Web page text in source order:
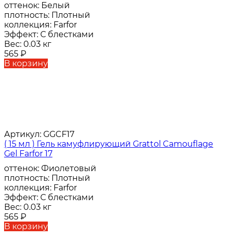
оттенок: Белый
плотность: Плотный
коллекция: Farfor
Эффект: С блестками
Вес: 0.03 кг
565 ₽
В корзину
Артикул: GGCF17
( 15 мл ) Гель камуфлирующий Grattol Camouflage
Gel Farfor 17
оттенок: Фиолетовый
плотность: Плотный
коллекция: Farfor
Эффект: С блестками
Вес: 0.03 кг
565 ₽
В корзину